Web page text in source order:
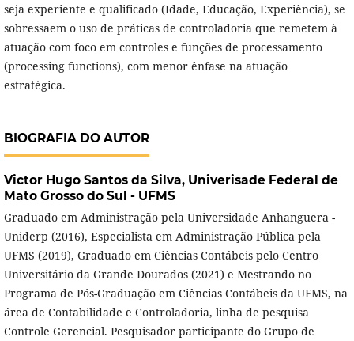
seja experiente e qualificado (Idade, Educação, Experiência), se
sobressaem o uso de práticas de controladoria que remetem à
atuação com foco em controles e funções de processamento
(processing functions), com menor ênfase na atuação
estratégica.
BIOGRAFIA DO AUTOR
Victor Hugo Santos da Silva, Univerisade Federal de
Mato Grosso do Sul - UFMS
Graduado em Administração pela Universidade Anhanguera -
Uniderp (2016), Especialista em Administração Pública pela
UFMS (2019), Graduado em Ciências Contábeis pelo Centro
Universitário da Grande Dourados (2021) e Mestrando no
Programa de Pós-Graduação em Ciências Contábeis da UFMS, na
área de Contabilidade e Controladoria, linha de pesquisa
Controle Gerencial. Pesquisador participante do Grupo de